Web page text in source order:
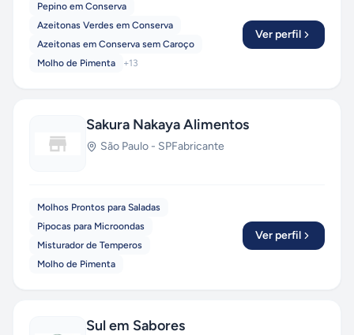
Pepino em Conserva
Azeitonas Verdes em Conserva
Azeitonas em Conserva sem Caroço
Molho de Pimenta
+13
Ver perfil
Sakura Nakaya Alimentos
São Paulo - SPFabricante
Molhos Prontos para Saladas
Pipocas para Microondas
Misturador de Temperos
Molho de Pimenta
Ver perfil
Sul em Sabores